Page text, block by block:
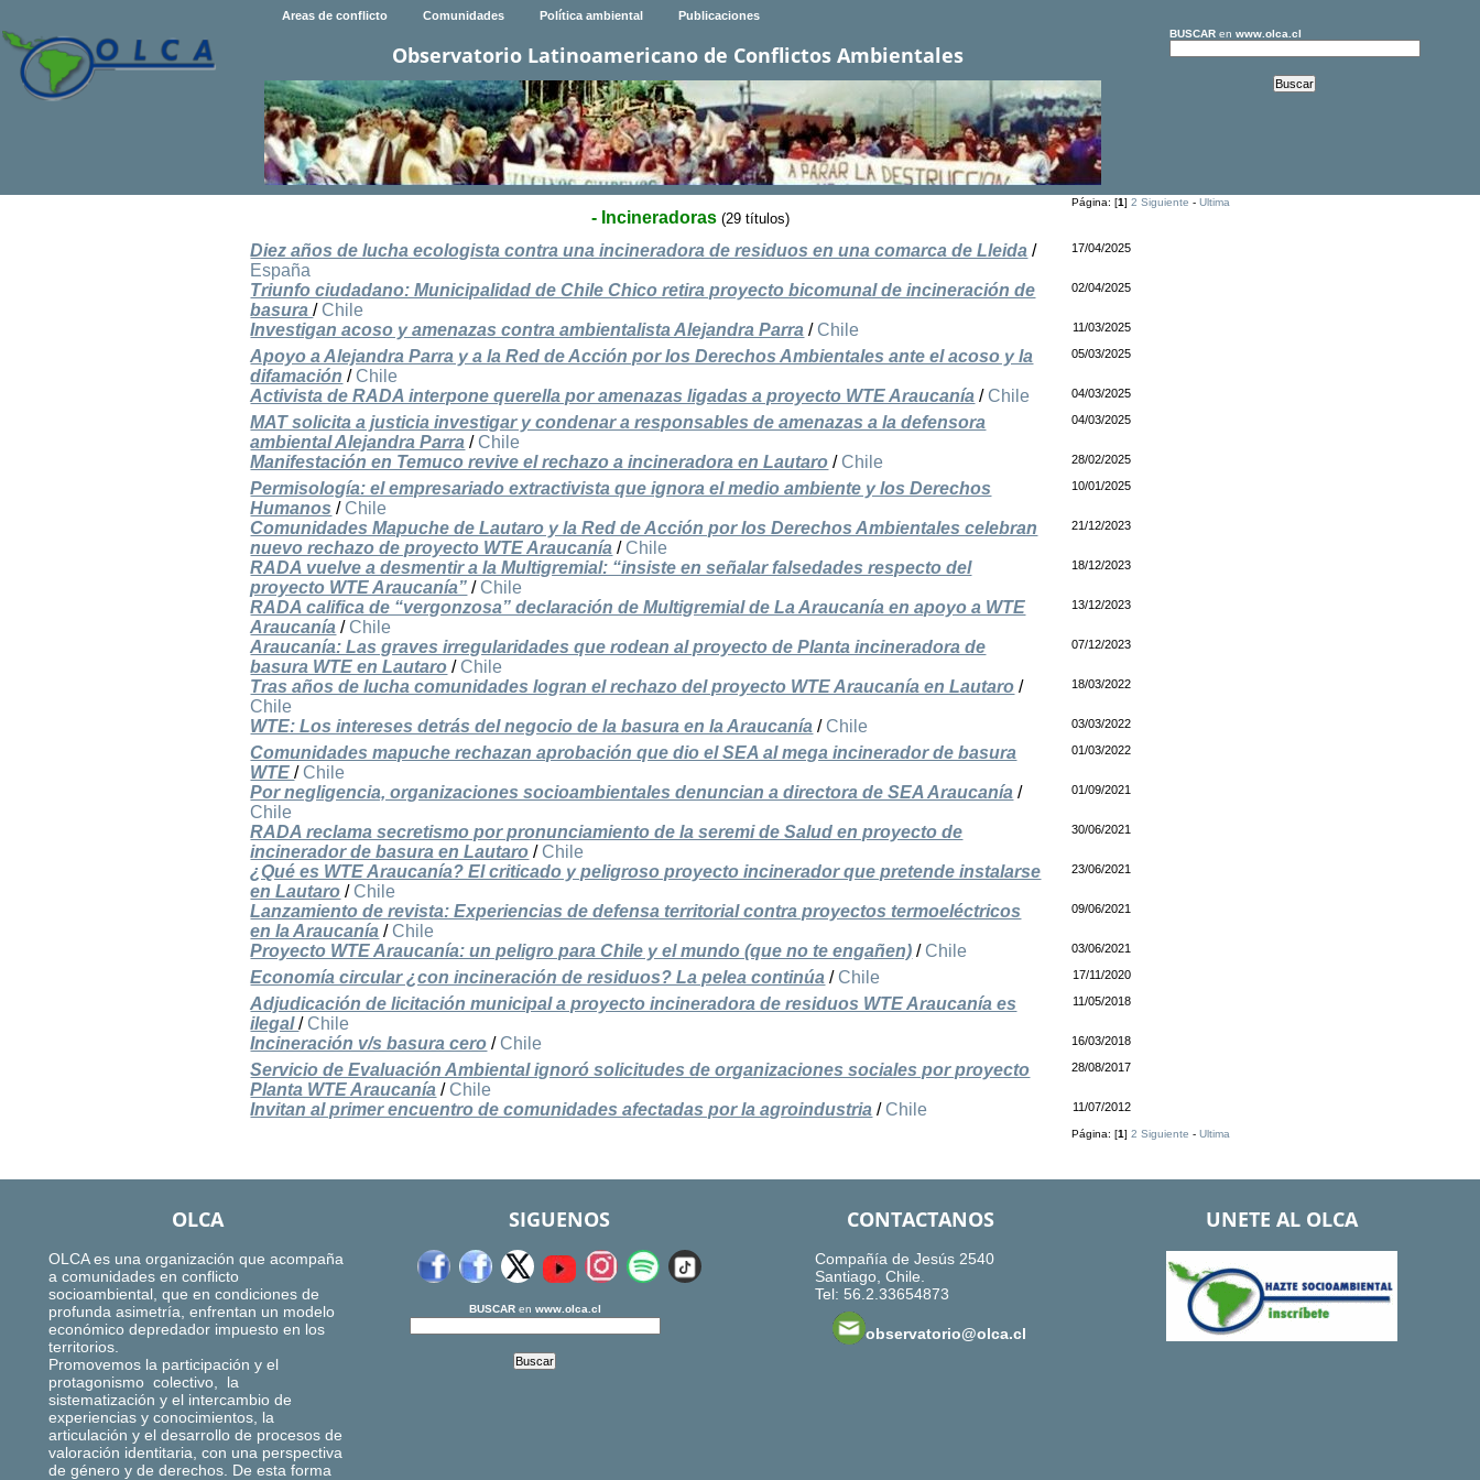
Areas de conflicto Comunidades Política ambiental Publicaciones
Observatorio Latinoamericano de Conflictos Ambientales
BUSCARen www.olca.cl
Página: [1] 2 Siguiente - Ultima
- Incineradoras (29 títulos)
Diez años de lucha ecologista contra una incineradora de residuos en una comarca de Lleida /
España
17/04/2025
Triunfo ciudadano: Municipalidad de Chile Chico retira proyecto bicomunal de incineración de
basura/ Chile
02/04/2025
Investigan acoso y amenazas contra ambientalista Alejandra Parra / Chile 11/03/2025
Apoyo a Alejandra Parra y a la Red de Acción por los Derechos Ambientales ante el acoso y la
difamación / Chile
05/03/2025
Activista de RADA interpone querella por amenazas ligadas a proyecto WTE Araucanía / Chile 04/03/2025
MAT solicita a justicia investigar y condenar a responsables de amenazas a la defensora
ambiental Alejandra Parra / Chile
04/03/2025
Manifestación en Temuco revive el rechazo a incineradora en Lautaro / Chile 28/02/2025
Permisología: el empresariado extractivista que ignora el medio ambiente y los Derechos
Humanos / Chile
10/01/2025
Comunidades Mapuche de Lautaro y la Red de Acción por los Derechos Ambientales celebran
nuevo rechazo de proyecto WTE Araucanía / Chile
21/12/2023
RADA vuelve a desmentir a la Multigremial: “insiste en señalar falsedades respecto del
proyecto WTE Araucanía” / Chile
18/12/2023
RADA califica de “vergonzosa” declaración de Multigremial de La Araucanía en apoyo a WTE
Araucanía / Chile
13/12/2023
Araucanía: Las graves irregularidades que rodean al proyecto de Planta incineradora de
basura WTE en Lautaro / Chile
07/12/2023
Tras años de lucha comunidades logran el rechazo del proyecto WTE Araucanía en Lautaro /
Chile
18/03/2022
WTE: Los intereses detrás del negocio de la basura en la Araucanía / Chile 03/03/2022
Comunidades mapuche rechazan aprobación que dio el SEA al mega incinerador de basura
WTE/ Chile
01/03/2022
Por negligencia, organizaciones socioambientales denuncian a directora de SEA Araucanía /
Chile
01/09/2021
RADA reclama secretismo por pronunciamiento de la seremi de Salud en proyecto de
incinerador de basura en Lautaro / Chile
30/06/2021
¿Qué es WTE Araucanía? El criticado y peligroso proyecto incinerador que pretende instalarse
en Lautaro / Chile
23/06/2021
Lanzamiento de revista: Experiencias de defensa territorial contra proyectos termoeléctricos
en la Araucanía / Chile
09/06/2021
Proyecto WTE Araucanía: un peligro para Chile y el mundo (que no te engañen) / Chile 03/06/2021
Economía circular ¿con incineración de residuos? La pelea continúa / Chile 17/11/2020
Adjudicación de licitación municipal a proyecto incineradora de residuos WTE Araucanía es
ilegal/ Chile
11/05/2018
Incineración v/s basura cero / Chile 16/03/2018
Servicio de Evaluación Ambiental ignoró solicitudes de organizaciones sociales por proyecto
Planta WTE Araucanía / Chile
28/08/2017
Invitan al primer encuentro de comunidades afectadas por la agroindustria / Chile 11/07/2012
Página: [1] 2 Siguiente - Ultima
OLCA
OLCA es una organización que acompaña
a comunidades en conflicto
socioambiental, que en condiciones de
profunda asimetría, enfrentan un modelo
económico depredador impuesto en los
territorios.
Promovemos la participación y el
protagonismo colectivo, la
sistematización y el intercambio de
experiencias y conocimientos, la
articulación y el desarrollo de procesos de
valoración identitaria, con una perspectiva
de género y de derechos. De esta forma
SIGUENOS
BUSCARen www.olca.cl
CONTACTANOS
Compañía de Jesús 2540
Santiago, Chile.
Tel: 56.2.33654873
observatorio@olca.cl
UNETE AL OLCA